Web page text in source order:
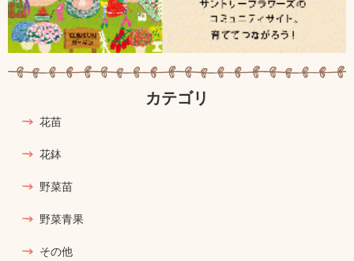
カテゴリ
花苗
花鉢
野菜苗
野菜青果
その他